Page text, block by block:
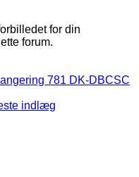
for din
forum.
781 DK-DBCSC
indlæg